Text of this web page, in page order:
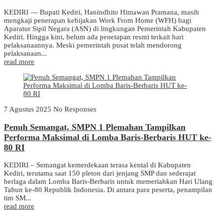
KEDIRI — Bupati Kediri, Hanindhito Himawan Pramana, masih
mengkaji penerapan kebijakan Work From Home (WFH) bagi
Aparatur Sipil Negara (ASN) di lingkungan Pemerintah Kabupaten
Kediri. Hingga kini, belum ada penetapan resmi terkait hari
pelaksanaannya. Meski pemerintah pusat telah mendorong
pelaksanaan...
read more
7 Agustus 2025 No Responses
Penuh Semangat, SMPN 1 Plemahan Tampilkan
Performa Maksimal di Lomba Baris-Berbaris HUT ke-
80 RI
KEDIRI – Semangat kemerdekaan terasa kental di Kabupaten
Kediri, terutama saat 150 pleton dari jenjang SMP dan sederajat
berlaga dalam Lomba Baris-Berbaris untuk memeriahkan Hari Ulang
Tahun ke-80 Republik Indonesia. Di antara para peserta, penampilan
tim SM...
read more